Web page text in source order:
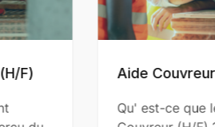
F)
de : Aide